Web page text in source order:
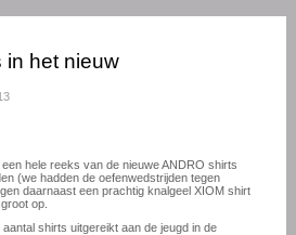
in het nieuw
hele reeks van de nieuwe ANDRO shirts
(we hadden de oefenwedstrijden tegen
daarnaast een prachtig knalgeel XIOM shirt
op.
shirts uitgereikt aan de jeugd in de